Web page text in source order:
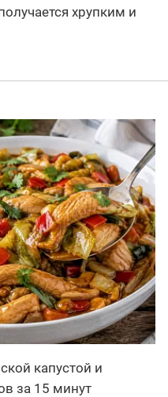
хрупким и
капустой и
за 15 минут